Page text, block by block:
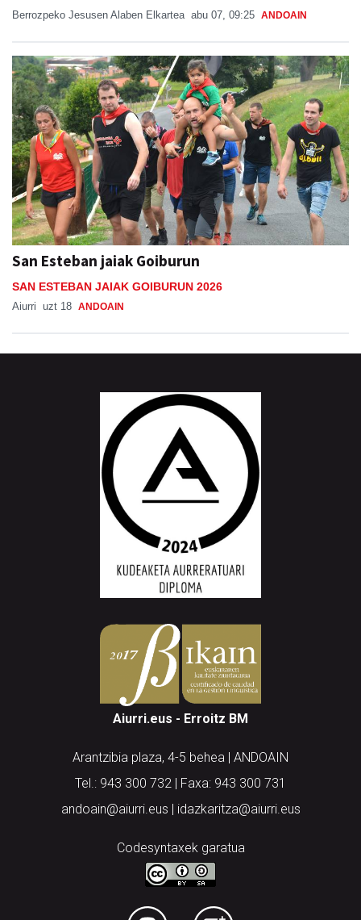
Berrozpeko Jesusen Alaben Elkartea abu 07, 09:25 ANDOAIN
San Esteban jaiak Goiburun
SAN ESTEBAN JAIAK GOIBURUN 2026
Aiurri uzt 18 ANDOAIN
Aiurri.eus - Erroitz BM
Arantzibia plaza, 4-5 behea | ANDOAIN
Tel.: 943 300 732 | Faxa: 943 300 731
andoain@aiurri.eus | idazkaritza@aiurri.eus
Codesyntaxek garatua